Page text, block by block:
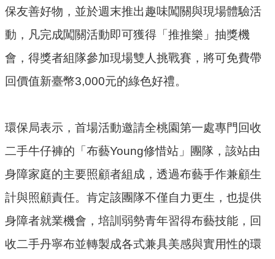
關
電
動
車
大
廢
俱
垃
圾
清
運
保友善好物，並於週末推出趣味闖關與現場體驗活
動，凡完成闖關活動即可獲得「推推樂」抽獎機
會，得獎者組隊參加現場雙人挑戰賽，將可免費帶
回價值新臺幣3,000元的綠色好禮。
環保局表示，首場活動邀請全桃園第一處專門回收
二手牛仔褲的「布藝Young修惜站」團隊，該站由
身障家庭的主要照顧者組成，透過布藝手作兼顧生
計與照顧責任。肯定該團隊不僅自力更生，也提供
身障者就業機會，培訓弱勢青年習得布藝技能，回
收二手丹寧布並轉製成各式兼具美感與實用性的環